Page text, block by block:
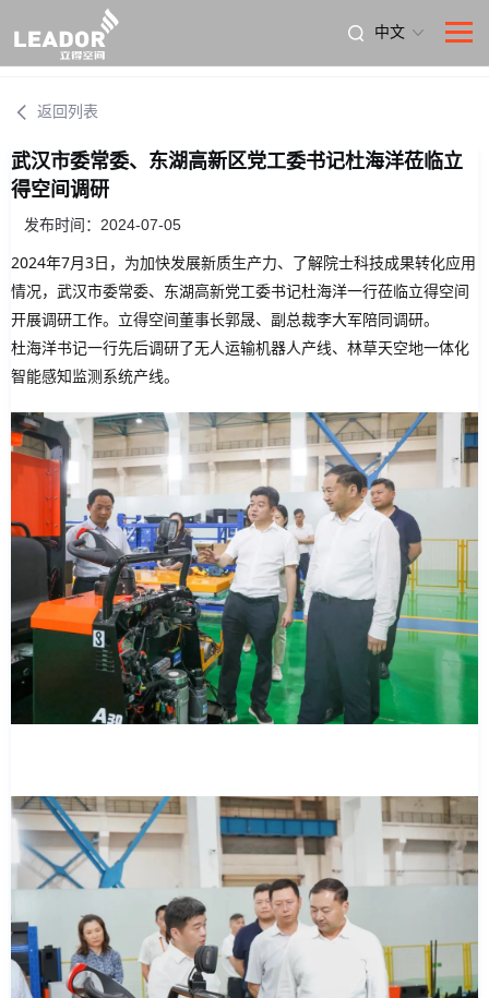
中文
返回列表
武汉市委常委、东湖高新区党工委书记杜海洋莅临立
得空间调研
发布时间：2024-07-05
2024年7月3日，为加快发展新质生产力、了解院士科技成果转化应用
情况，武汉市委常委、东湖高新党工委书记杜海洋一行莅临立得空间
开展调研工作。立得空间董事长郭晟、副总裁李大军陪同调研。
杜海洋书记一行先后调研了无人运输机器人产线、林草天空地一体化
智能感知监测系统产线。